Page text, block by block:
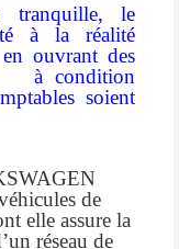
tranquille, le
à la réalité
ouvrant des
à condition
soient
de
elle assure la
réseau de